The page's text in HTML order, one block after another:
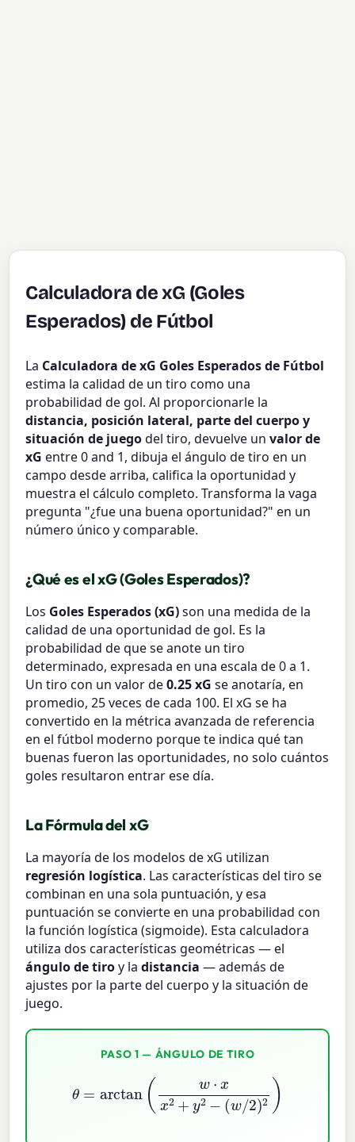
Calculadora de xG (Goles
Esperados) de Fútbol
La Calculadora de xG Goles Esperados de Fútbol
estima la calidad de un tiro como una
probabilidad de gol. Al proporcionarle la
distancia, posición lateral, parte del cuerpo y
situación de juegodel tiro, devuelve unvalor de
xG entre 0 and 1, dibuja el ángulo de tiro en un
campo desde arriba, califica la oportunidad y
muestra el cálculo completo. Transforma la vaga
pregunta "¿fue una buena oportunidad?" en un
número único y comparable.
¿Qué es el xG (Goles Esperados)?
Los Goles Esperados (xG)son una medida de la
calidad de una oportunidad de gol. Es la
probabilidad de que se anote un tiro
determinado, expresada en una escala de 0 a 1.
Un tiro con un valor de0.25 xG se anotaría, en
promedio, 25 veces de cada 100. El xG se ha
convertido en la métrica avanzada de referencia
en el fútbol moderno porque te indica qué tan
buenas fueron las oportunidades, no solo cuántos
goles resultaron entrar ese día.
La Fórmula del xG
La mayoría de los modelos de xG utilizan
regresión logística. Las características del tiro se
combinan en una sola puntuación, y esa
puntuación se convierte en una probabilidad con
la función logística (sigmoide). Esta calculadora
utiliza dos características geométricas — el
ángulo de tiroy ladistancia — además de
ajustes por la parte del cuerpo y la situación de
juego.
PASO 1 — ÁNGULO DE TIRO
w y2 −( )